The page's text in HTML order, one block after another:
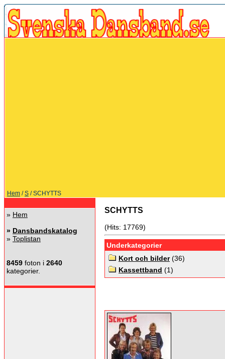
Hem /S / SCHYTTS
» Hem
» Dansbandskatalog
» Toplistan
8459 foton i 2640
kategorier.
SCHYTTS
(Hits: 17769)
Underkategorier
Kort och bilder(36)
Kassettband (1)